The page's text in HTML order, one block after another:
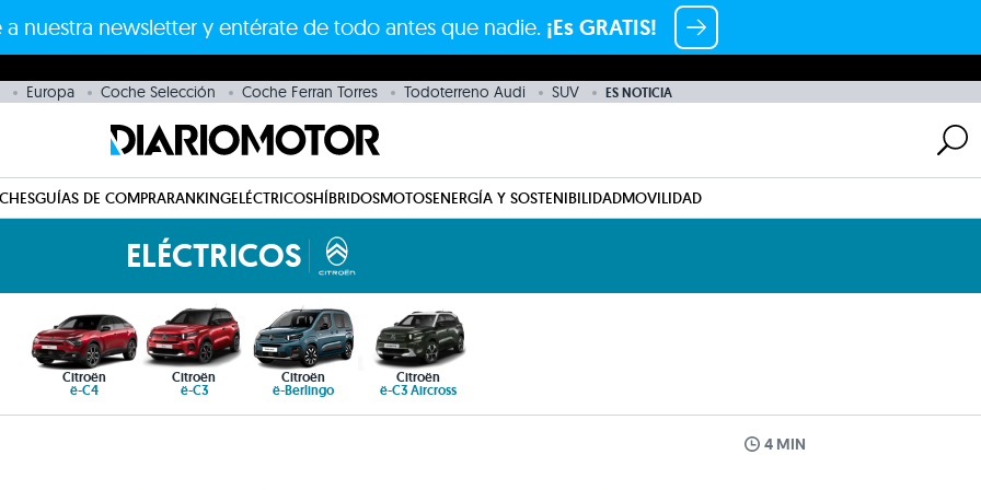
a nuestra newsletter y entérate de todo antes que nadie. ¡Es GRATIS!
Europa Coche Selección Coche Ferran Torres Todoterreno Audi SUV ES NOTICIA
GUÍAS DE COMPRARANKINGELÉCTRICOSHÍBRIDOSMOTOSENERGÍA Y SOSTENIBILIDADMOVILIDAD
ELÉCTRICOS
Citroën
ë-C4
Citroën
ë-C3
Citroën
ë-Berlingo
Citroën
ë-C3 Aircross
4 MIN